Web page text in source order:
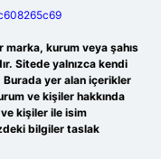
kurum veya şahıs
Sitede yalnızca kendi
Burada yer alan içerikler
ve kişiler hakkında
kişiler ile isim
bilgiler taslak